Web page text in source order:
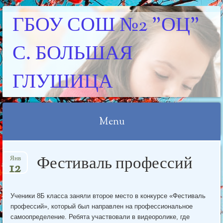
ГБОУ СОШ №2 "ОЦ"
С. БОЛЬШАЯ
ГЛУШИЦА
Menu
to
Фестиваль профессий
Янв
12
Ученики 8Б класса заняли второе место в конкурсе «Фестиваль
профессий», который был направлен на профессиональное
самоопределение. Ребята участвовали в видеоролике, где